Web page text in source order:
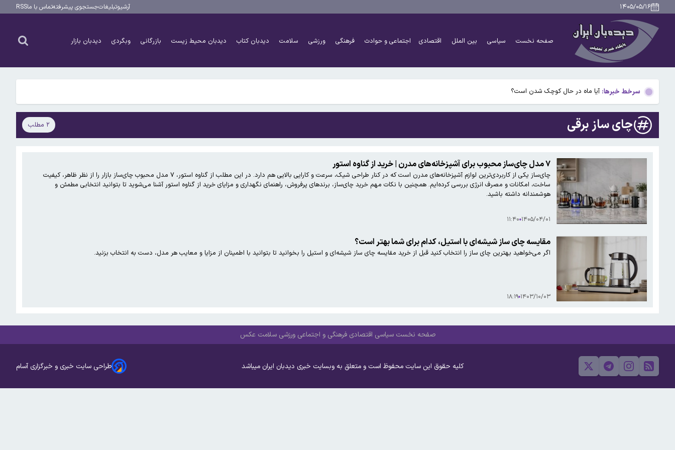
۱۴۰۵/۰۵/۱۶ آرشیوتبلیغاتجستجوی پیشرفتهتماس با ماRSS
صفحه نخست سیاسی بین الملل اقتصادی اجتماعی و حوادث فرهنگی ورزشی سلامت دیدبان کتاب دیدبان محیط زیست بازرگانی وبگردی دیدبان بازار
سرخط خبرها:
تصمیم غیرمنتظره دیپ‌سیک / هوش مصنوعی چینی گران می‌شود
تکثیر کننده غیرمجاز عکس خوانندگان تحت تعقیب قرار گرفت
خبر مهم تامین‌اجتماعی درباره زمان پرداخت معوقات فروردین و اردیبهشت بازنشستگان/ چرا پرداخت معوقات به تاخیر افتاد؟
آیا ماه در حال کوچک شدن است؟
بازار خودروهای وارداتی در آستانه بحران / هشدار سنگین رییس اتحادیه: تعداد حواله‌های فروخته‌شده چندین برابر خودروهای واردشده به کشور است
تکثیر کننده غیرمجاز عکس خوانندگان تحت تعقیب قرار گرفت
خبر مهم تامین‌اجتماعی درباره زمان پرداخت معوقات فروردین و اردیبهشت بازنشستگان/ چرا پرداخت معوقات به تاخیر افتاد؟
چای ساز برقی ۲ مطلب
۷ مدل چای‌ساز محبوب برای آشپزخانه‌های مدرن | خرید از گناوه استور
چای‌ساز یکی از کاربردی‌ترین لوازم آشپزخانه‌های مدرن است که در کنار طراحی شیک، سرعت و کارایی بالایی هم دارد. در این مطلب از گناوه استور، ۷ مدل محبوب چای‌ساز بازار را از نظر ظاهر، کیفیت
ساخت، امکانات و مصرف انرژی بررسی کرده‌ایم. همچنین با نکات مهم خرید چای‌ساز، برندهای پرفروش، راهنمای نگهداری و مزایای خرید از گناوه استور آشنا می‌شوید تا بتوانید انتخابی مطمئن و
هوشمندانه داشته باشید.
۱۴۰۵/۰۴/۰۱ ۱۱:۴۰
مقایسه چای ساز شیشه‌ای با استیل، کدام برای شما بهتر است؟
اگر می‌خواهید بهترین چای ساز را انتخاب کنید قبل از خرید مقایسه چای ساز شیشه‌ای و استیل را بخوانید تا بتوانید با اطمینان از مزایا و معایب هر مدل، دست به انتخاب بزنید.
۱۴۰۳/۱۰/۰۳ ۱۸:۱۹
صفحه نخست سیاسی اقتصادی فرهنگی و اجتماعی ورزشی سلامت عکس
کلیه حقوق این سایت محفوظ است و متعلق به وبسایت خبری دیدبان ایران میباشد طراحی سایت خبری و خبرگزاری آسام